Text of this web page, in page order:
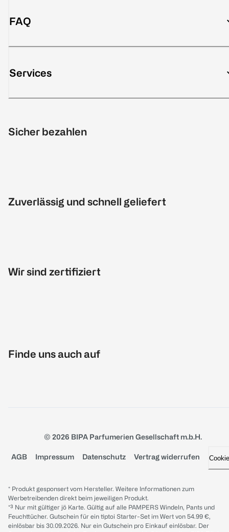
FAQ
Services
Sicher bezahlen
Zuverlässig und schnell geliefert
Wir sind zertifiziert
Finde uns auch auf
© 2026 BIPA Parfumerien Gesellschaft m.b.H.
AGB Impressum Datenschutz Vertrag widerrufen
* Produkt gesponsert vom Hersteller. Weitere Informationen zum
Werbetreibenden direkt beim jeweiligen Produkt.
*³ Nur mit gültiger jö Karte. Gültig auf alle PAMPERS Windeln, Pants und
Feuchttücher. Gutschein für ein tiptoi Starter-Set im Wert von 54.99 €,
einlösbar bis 30.09.2026. Nur ein Gutschein pro Einkauf einlösbar. Der